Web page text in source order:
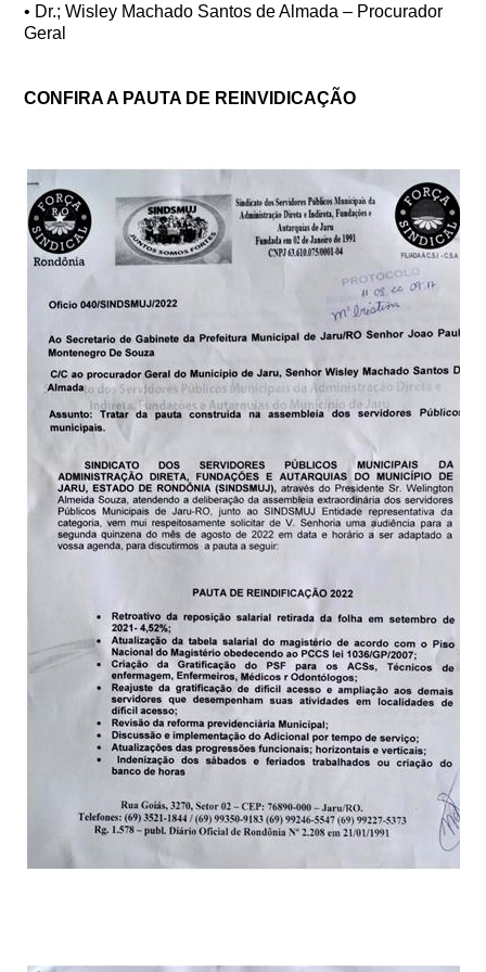
• Dr.; Wisley Machado Santos de Almada – Procurador
Geral
CONFIRA A PAUTA DE REINVIDICAÇÃO